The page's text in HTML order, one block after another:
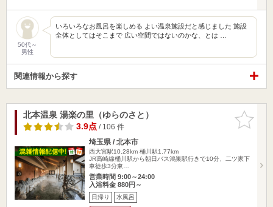
50代～
男性
いろいろなお風呂を楽しめる よい温泉施設だと感じました 施設
全体としてはそこまで 広い空間ではないのかな、とは …
関連情報から探す
お気に入
りに追加
北本温泉 湯楽の里（ゆらのさと）
3.9点/ 106 件
埼玉県 / 北本市
西大宮駅10.28km 桶川駅1.77km
JR高崎線桶川駅から朝日バス鴻巣駅行きで10分、二ツ家下
車徒歩3分東…
営業時間 9:00～24:00
入浴料金 880円～
日帰り 水風呂